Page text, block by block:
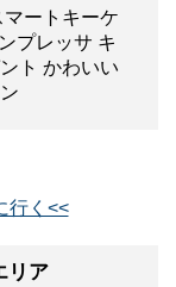
マートキーケ
プレッサ キ
ト かわいい
行く<<
リア